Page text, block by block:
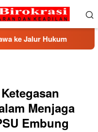
Kemnaker
Menjaga
Embung